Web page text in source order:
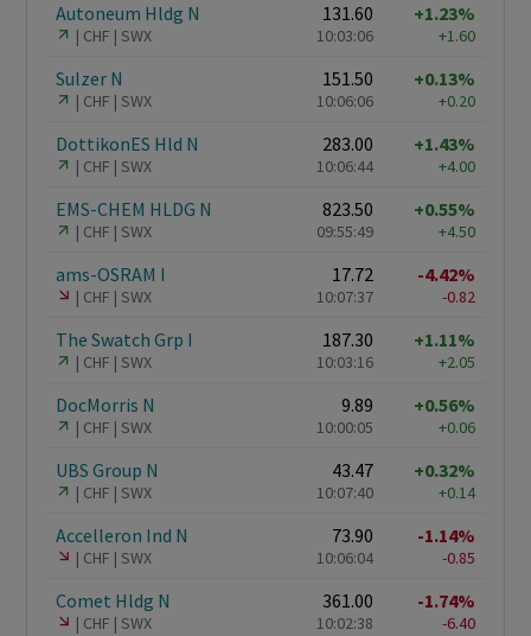
Autoneum Hldg N
CHF SWX
131.60
10:03:06
+1.23%
+1.60
Sulzer N
CHF SWX
151.50
10:06:06
+0.13%
+0.20
DottikonES Hld N
CHF SWX
283.00
10:06:44
+1.43%
+4.00
EMS-CHEM HLDG N
CHF SWX
823.50
09:55:49
+0.55%
+4.50
ams-OSRAM I
CHF SWX
17.72
10:07:37
-4.42%
-0.82
The Swatch Grp I
CHF SWX
187.30
10:03:16
+1.11%
+2.05
DocMorris N
CHF SWX
9.89
10:00:05
+0.56%
+0.06
UBS Group N
CHF SWX
43.47
10:07:40
+0.32%
+0.14
Accelleron Ind N
CHF SWX
73.90
10:06:04
-1.14%
-0.85
Comet Hldg N
CHF SWX
361.00
10:02:38
-1.74%
-6.40